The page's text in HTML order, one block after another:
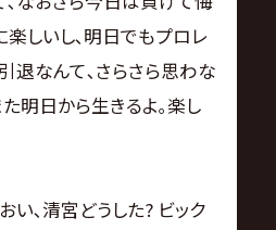
楽しいし､明日でもプロレ
退なんて､さらさら思わな
明日から生きるよ｡楽し
い､清宮どうした? ビック